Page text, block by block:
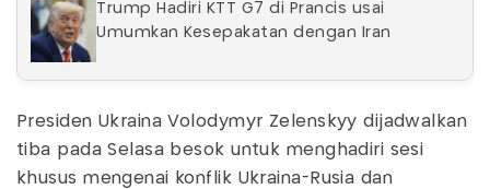
Trump Hadiri KTT G7 di Prancis usai
Umumkan Kesepakatan dengan Iran
Presiden Ukraina Volodymyr Zelenskyy dijadwalkan
tiba pada Selasa besok untuk menghadiri sesi
khusus mengenai konflik Ukraina-Rusia dan